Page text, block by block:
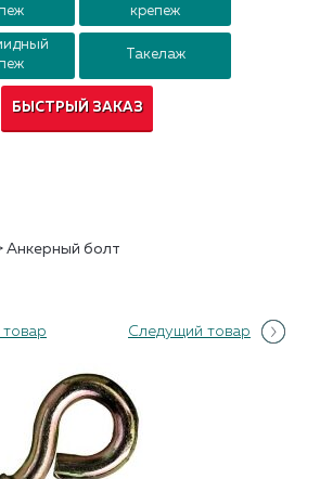
крепеж
Такелаж
БЫСТРЫЙ ЗАКАЗ
Анкерный болт
Следущий товар